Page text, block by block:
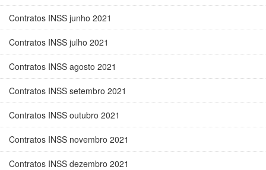
Contratos INSS junho 2021
Contratos INSS julho 2021
Contratos INSS agosto 2021
Contratos INSS setembro 2021
Contratos INSS outubro 2021
Contratos INSS novembro 2021
Contratos INSS dezembro 2021